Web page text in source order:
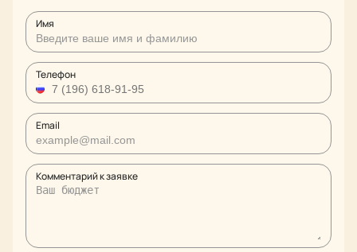
Имя
Телефон
Email
Комментарий к заявке